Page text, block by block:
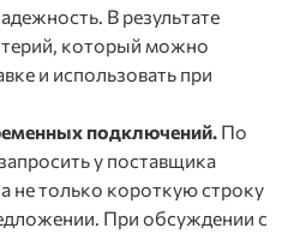
В результате
который можно
и использовать при
подключений. По
у поставщика
не только короткую строку
При обсуждении с